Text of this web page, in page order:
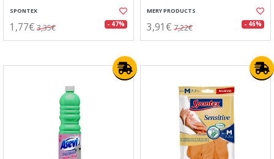
SPONTEX
1,77€ 3,35€ - 47%
MERY PRODUCTS
3,91€ 7,22€ - 46%